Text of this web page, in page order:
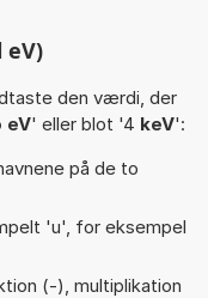
den værdi, der
eV' eller blot '4 keV':
på de to
'u', for eksempel
(-), multiplikation